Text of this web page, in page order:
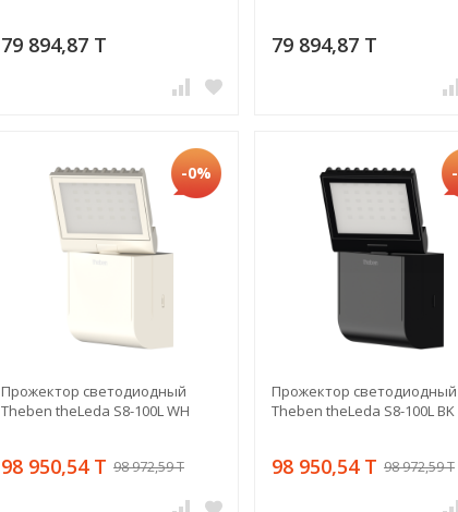
79 894,87 T 79 894,87 T
-0%
Прожектор светодиодный
Theben theLeda S8-100L WH
98 950,54 T 98 972,59 T
Прожектор светодиодный
Theben theLeda S8-100L BK
98 950,54 T 98 972,59 T